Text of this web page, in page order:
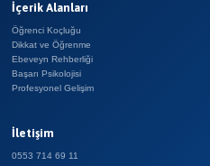
İçerik Alanları
Öğrenci Koçluğu
Dikkat ve Öğrenme
Ebeveyn Rehberliği
Başarı Psikolojisi
Profesyonel Gelişim
İletişim
0553 714 69 11